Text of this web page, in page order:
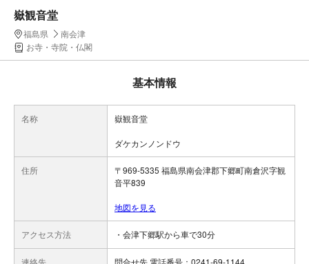
嶽観音堂
福島県
南会津
お寺・寺院・仏閣
基本情報
名称 嶽観音堂
ダケカンノンドウ
住所
〒969-5335 福島県南会津郡下郷町南倉沢字観
音平839
地図を見る
アクセス方法 ・会津下郷駅から車で30分
連絡先 問合せ先 電話番号：0241-69-1144